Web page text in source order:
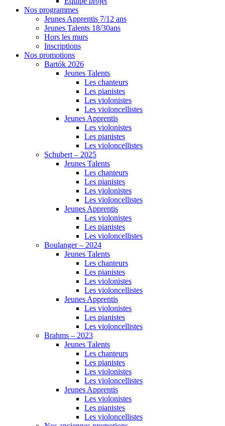
Nos programmes
Jeunes Apprentis 7/12 ans
Jeunes Talents 18/30ans
Hors les murs
Inscriptions
Nos promotions
Bartók 2026
Jeunes Talents
Les chanteurs
Les pianistes
Les violonistes
Les violoncellistes
Jeunes Apprentis
Les violonistes
Les pianistes
Les violoncellistes
Schubert – 2025
Jeunes Talents
Les chanteurs
Les pianistes
Les violonistes
Les violoncellistes
Jeunes Apprentis
Les violonistes
Les pianistes
Les violoncellistes
Boulanger – 2024
Jeunes Talents
Les chanteurs
Les pianistes
Les violonistes
Les violoncellistes
Jeunes Apprentis
Les violonistes
Les pianistes
Les violoncellistes
Brahms – 2023
Jeunes Talents
Les chanteurs
Les pianistes
Les violonistes
Les violoncellistes
Jeunes Apprentis
Les violonistes
Les pianistes
Les violoncellistes